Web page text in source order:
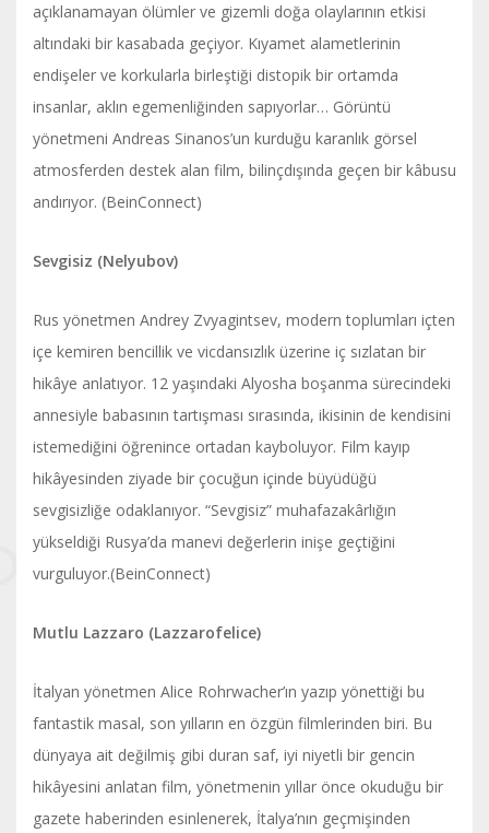
açıklanamayan ölümler ve gizemli doğa olaylarının etkisi
altındaki bir kasabada geçiyor. Kıyamet alametlerinin
endişeler ve korkularla birleştiği distopik bir ortamda
insanlar, aklın egemenliğinden sapıyorlar… Görüntü
yönetmeni Andreas Sinanos’un kurduğu karanlık görsel
atmosferden destek alan film, bilinçdışında geçen bir kâbusu
andırıyor. (BeinConnect)
Sevgisiz (Nelyubov)
Rus yönetmen Andrey Zvyagintsev, modern toplumları içten
içe kemiren bencillik ve vicdansızlık üzerine iç sızlatan bir
hikâye anlatıyor. 12 yaşındaki Alyosha boşanma sürecindeki
annesiyle babasının tartışması sırasında, ikisinin de kendisini
istemediğini öğrenince ortadan kayboluyor. Film kayıp
hikâyesinden ziyade bir çocuğun içinde büyüdüğü
sevgisizliğe odaklanıyor. “Sevgisiz” muhafazakârlığın
yükseldiği Rusya’da manevi değerlerin inişe geçtiğini
vurguluyor.(BeinConnect)
Mutlu Lazzaro (Lazzarofelice)
İtalyan yönetmen Alice Rohrwacher’ın yazıp yönettiği bu
fantastik masal, son yılların en özgün filmlerinden biri. Bu
dünyaya ait değilmiş gibi duran saf, iyi niyetli bir gencin
hikâyesini anlatan film, yönetmenin yıllar önce okuduğu bir
gazete haberinden esinlenerek, İtalya’nın geçmişinden